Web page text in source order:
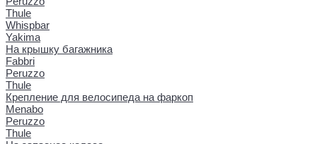
Thule
Whispbar
Yakima
На крышку багажника
Fabbri
Peruzzo
Thule
Крепление для велосипеда на фаркоп
Menabo
Peruzzo
Thule